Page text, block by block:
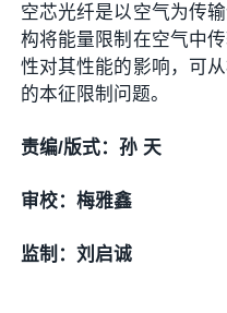
空芯光纤是以空气为传
构将能量限制在空气中
性对其性能的影响，可
的本征限制问题。
责编/版式：孙 天
审校：梅雅鑫
监制：刘启诚